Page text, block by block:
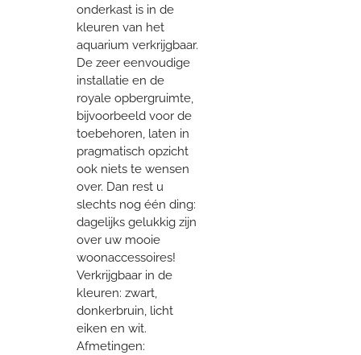
onderkast is in de
kleuren van het
aquarium verkrijgbaar.
De zeer eenvoudige
installatie en de
royale opbergruimte,
bijvoorbeeld voor de
toebehoren, laten in
pragmatisch opzicht
ook niets te wensen
over. Dan rest u
slechts nog één ding:
dagelijks gelukkig zijn
over uw mooie
woonaccessoires!
Verkrijgbaar in de
kleuren: zwart,
donkerbruin, licht
eiken en wit.
Afmetingen: